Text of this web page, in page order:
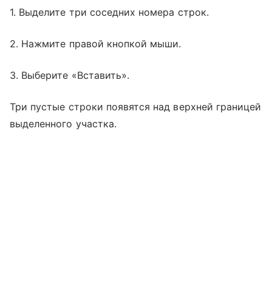
1. Выделите три соседних номера строк.
2. Нажмите правой кнопкой мыши.
3. Выберите «Вставить».
Три пустые строки появятся над верхней границей
выделенного участка.